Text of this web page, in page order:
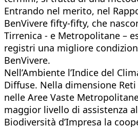
Entrando nel merito, nel
BenVivere fifty-fifty, che
Tirrenica - e Metropolitane –
registri una migliore
BenVivere.
Nell’Ambiente l’Indice del
Diffuse. Nella dimensione
nelle Aree Vaste
maggior livello di assistenza
Biodiversità d’Impresa la